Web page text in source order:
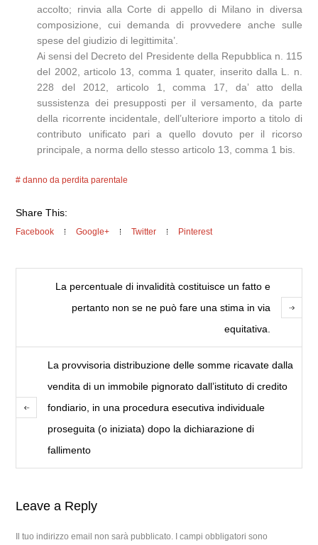
accolto; rinvia alla Corte di appello di Milano in diversa
composizione, cui demanda di provvedere anche sulle
spese del giudizio di legittimita’.
Ai sensi del Decreto del Presidente della Repubblica n. 115
del 2002, articolo 13, comma 1 quater, inserito dalla L. n.
228 del 2012, articolo 1, comma 17, da’ atto della
sussistenza dei presupposti per il versamento, da parte
della ricorrente incidentale, dell’ulteriore importo a titolo di
contributo unificato pari a quello dovuto per il ricorso
principale, a norma dello stesso articolo 13, comma 1 bis.
danno da perdita parentale
Share This:
Facebook Google+ Twitter Pinterest
La percentuale di invalidità costituisce un fatto e
pertanto non se ne può fare una stima in via
equitativa.
La provvisoria distribuzione delle somme ricavate dalla
vendita di un immobile pignorato dall’istituto di credito
fondiario, in una procedura esecutiva individuale
proseguita (o iniziata) dopo la dichiarazione di
fallimento
Leave a Reply
Il tuo indirizzo email non sarà pubblicato.
I campi obbligatori sono